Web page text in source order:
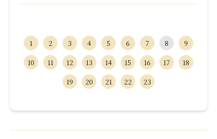
1 2 3 4 5 6 7 8
9
10
11 12 13 14 15 16 17
18
19
20 21 22 23